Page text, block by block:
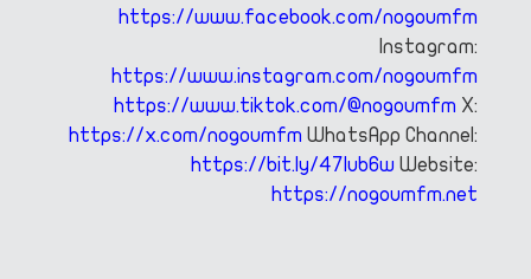
https://www.facebook.com/nogoumfm
Instagram:
https://www.instagram.com/nogoumfm
https://www.tiktok.com/@nogoumfm X:
https://x.com/nogoumfm WhatsApp Channel:
https://bit.ly/47Iub6w Website:
https://nogoumfm.net